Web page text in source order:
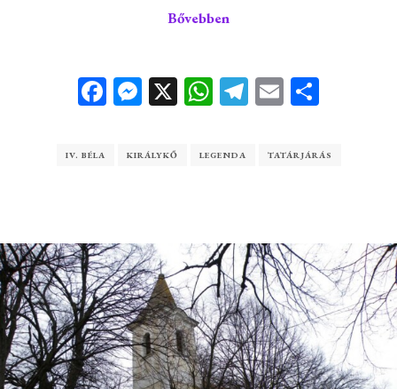
Bővebben
Facebook
Messenger
X WhatsApp
Telegram
Email
IV. BÉLA KIRÁLYKŐ LEGENDA TATÁRJÁRÁS